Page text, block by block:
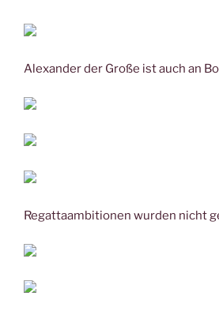
Alexander der Große ist auch an
Regattaambitionen wurden nicht